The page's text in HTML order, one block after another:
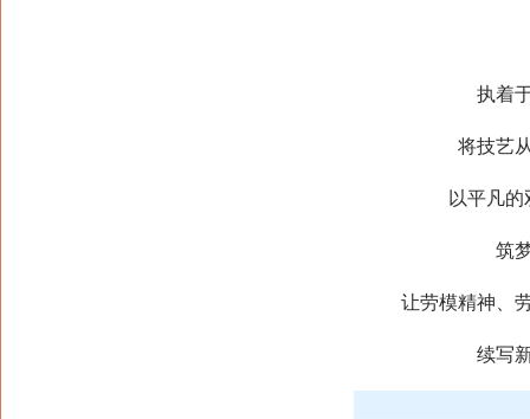
执着于
将技艺从
以平凡的
筑梦
让劳模精神、劳
续写新